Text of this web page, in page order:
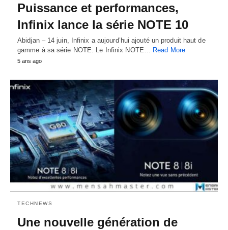
Puissance et performances,
Infinix lance la série NOTE 10
Abidjan – 14 juin, Infinix a aujourd’hui ajouté un produit haut de
gamme à sa série NOTE. Le Infinix NOTE… Read More
5 ans ago
TECHNEWS
Une nouvelle génération de